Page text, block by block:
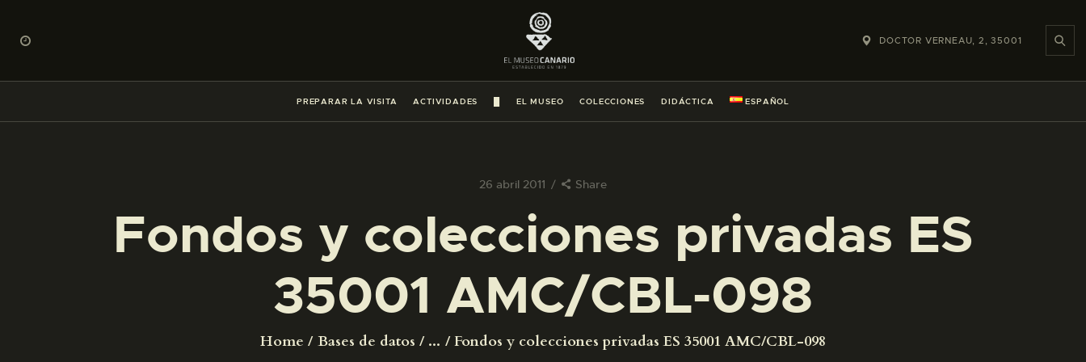
DOCTOR VERNEAU, 2, 35001
PREPARAR LA VISITA ACTIVIDADES EL MUSEO COLECCIONES DIDÁCTICA ESPAÑOL
26 abril 2011 Share
Fondos y colecciones privadas ES
35001 AMC/CBL-098
Home Bases de datos ... Fondos y colecciones privadas ES 35001 AMC/CBL-098
PREPARAR LA VISITA
ACTIVIDADES
█
COLECCIONES
DIDÁCTICA
ESPAÑOL